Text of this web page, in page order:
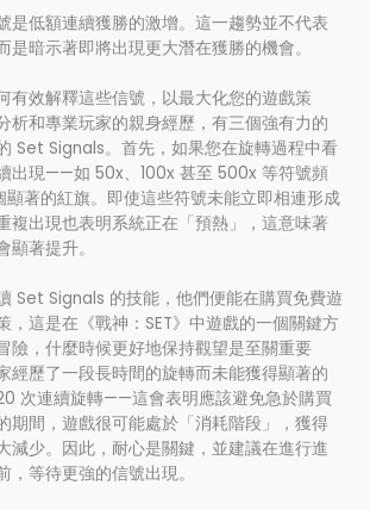
是低額連續獲勝的激增。這一趨勢並不代表
是暗示著即將出現更大潛在獲勝的機會。
有效解釋這些信號，以最大化您的遊戲策
析和專業玩家的親身經歷，有三個強有力的
Set Signals。首先，如果您在旋轉過程中看
出現——如 50x、100x 甚至 500x 等符號頻
著的紅旗。即使這些符號未能立即相連形成
複出現也表明系統正在「預熱」，這意味著
著提升。
Set Signals 的技能，他們便能在購買免費遊
，這是在《戰神：SET》中遊戲的一個關鍵方
險，什麼時候更好地保持觀望是至關重要
經歷了一段長時間的旋轉而未能獲得顯著的
次連續旋轉——這會表明應該避免急於購買
期間，遊戲很可能處於「消耗階段」，獲得
減少。因此，耐心是關鍵，並建議在進行進
，等待更強的信號出現。